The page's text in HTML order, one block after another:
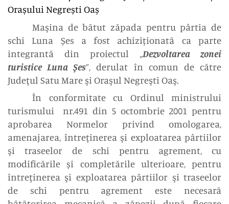
Orașului Negrești Oaș
Maşina de bătut zăpada pentru pârtia de
schi Luna Șes a fost achiziționată ca parte
integrantă din proiectul „Dezvoltarea zonei
turistice Luna Şes”, derulat în comun de către
Judeţul Satu Mare şi Oraşul Negreşti Oaş.
În conformitate cu Ordinul ministrului
turismului nr.491 din 5 octombrie 2001 pentru
aprobarea Normelor privind omologarea,
amenajarea, întreţinerea şi exploatarea pârtiilor
şi traseelor de schi pentru agrement, cu
modificările și completările ulterioare, pentru
întreţinerea şi exploatarea pârtiilor şi traseelor
de schi pentru agrement este necesară